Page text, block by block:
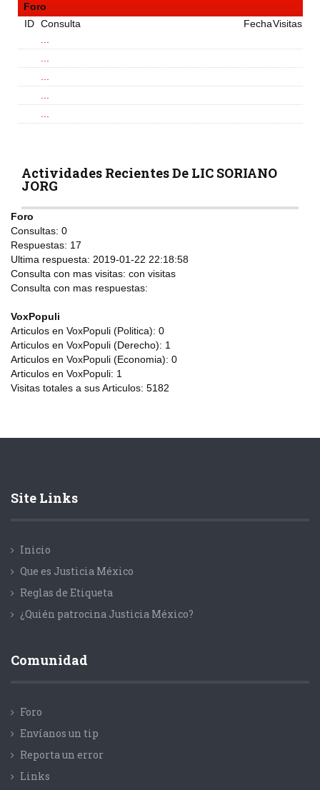
Foro
ID Consulta FechaVisitas
Actividades Recientes De LIC SORIANO
JORG
Foro
Consultas: 0
Respuestas: 17
Ultima respuesta: 2019-01-22 22:18:58
Consulta con mas visitas: con visitas
Consulta con mas respuestas:
VoxPopuli
Articulos en VoxPopuli (Politica): 0
Articulos en VoxPopuli (Derecho): 1
Articulos en VoxPopuli (Economia): 0
Articulos en VoxPopuli: 1
Visitas totales a sus Articulos: 5182
Site Links
Inicio
Que es Justicia México
Reglas de Etiqueta
¿Quién patrocina Justicia México?
Comunidad
Foro
Envíanos un tip
Reporta un error
Links